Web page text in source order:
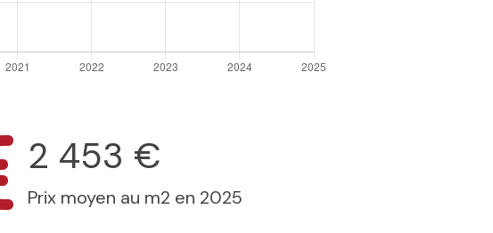
2 453 €
Prix moyen au m2 en 2025